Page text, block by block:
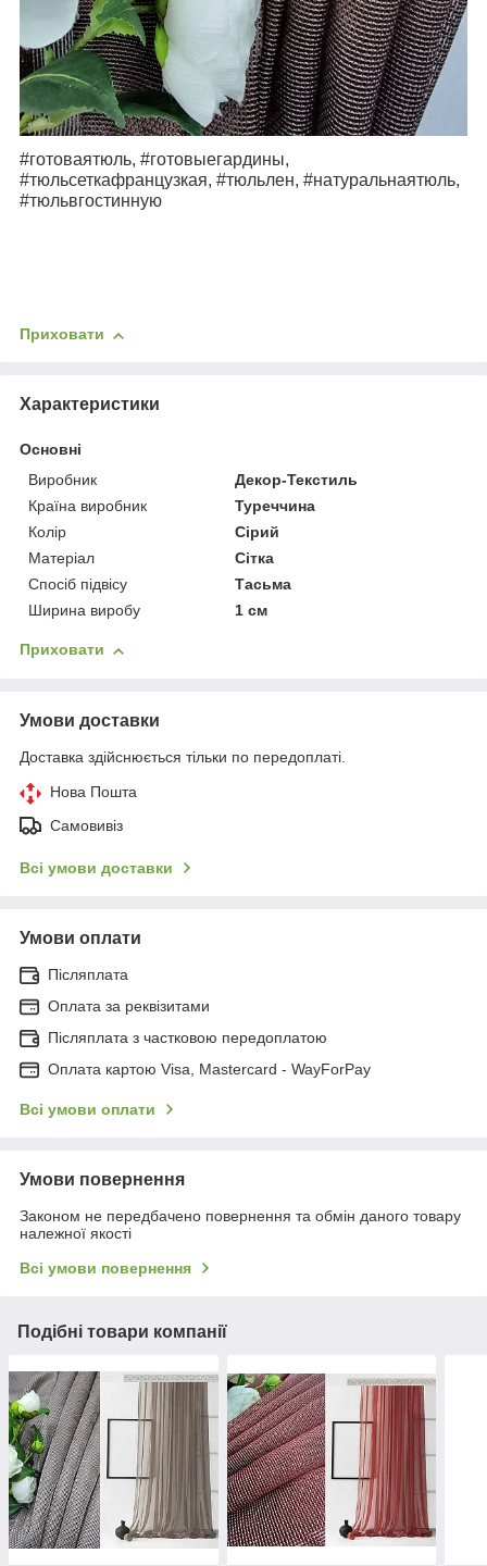
#готоваятюль, #готовыегардины,
#тюльсеткафранцузкая, #тюльлен, #натуральнаятюль,
#тюльвгостинную
Приховати
Характеристики
Основні
Виробник
Декор-Текстиль
Країна виробник
Туреччина
Колір
Сірий
Матеріал
Сітка
Спосіб підвісу
Тасьма
Ширина виробу
1 см
Приховати
Умови доставки
Доставка здійснюється тільки по передоплаті.
Нова Пошта
Самовивіз
Всі умови доставки
Умови оплати
Післяплата
Оплата за реквізитами
Післяплата з частковою передоплатою
Оплата картою Visa, Mastercard - WayForPay
Всі умови оплати
Умови повернення
Законом не передбачено повернення та обмін даного товару
належної якості
Всі умови повернення
Подібні товари компанії